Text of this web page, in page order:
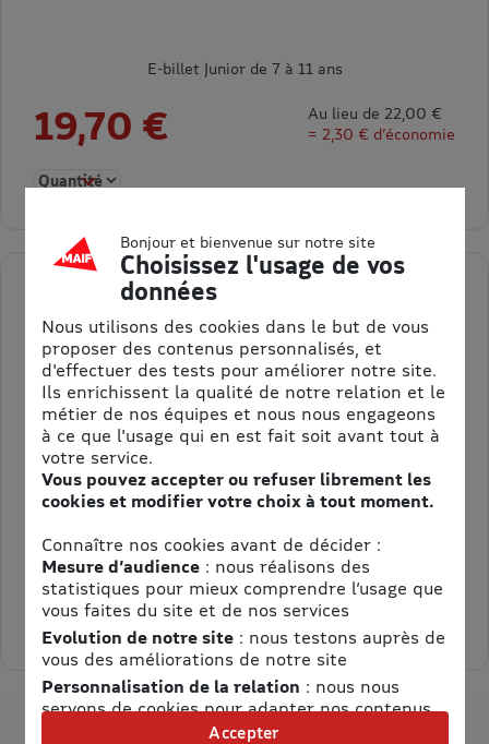
E-billet Junior de 7 à 11 ans
19,70 €
Au lieu de 22,00 €
= 2,30 € d’économie
Sélectionner la quantité pour Junior 7 à 11 ans -
Validité : 01/11/2026
Parc Alsace Aventure – Breitenbach : L’aventure au grand
air !
E-billet Adulte à partir de 12 ans
25,70 €
Au lieu de 28,00 €
= 2,30 € d’économie
Sélectionner la quantité pour Adulte 12+ -
Bonjour et bienvenue sur notre site
Choisissez l'usage de vos
données
Nous utilisons des cookies dans le but de vous
proposer des contenus personnalisés, et
d'effectuer des tests pour améliorer notre site.
Ils enrichissent la qualité de notre relation et le
métier de nos équipes et nous nous engageons
à ce que l'usage qui en est fait soit avant tout à
votre service.
Vous pouvez accepter ou refuser librement les
cookies et modifier votre choix à tout moment.
Connaître nos cookies avant de décider :
Mesure d’audience: nous réalisons des
statistiques pour mieux comprendre l’usage que
vous faites du site et de nos services
Evolution de notre site: nous testons auprès de
vous des améliorations de notre site
Personnalisation de la relation : nous nous
servons de cookies pour adapter nos contenus
et personnaliser nos offres
Accepter